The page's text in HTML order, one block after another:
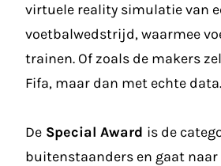
virtuele reality simulatie van
voetbalwedstrijd, waarmee
trainen. Of zoals de makers
Fifa, maar dan met echte data.
De Special Award is de
buitenstaanders en gaat naar